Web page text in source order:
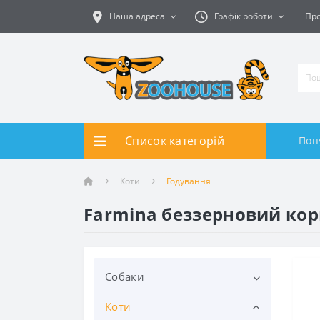
Наша адреса Графік роботи
Список категорій
Коти Годування
Farmina беззерновий
Собаки
Годування
Коти